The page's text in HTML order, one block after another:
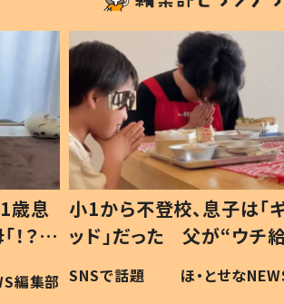
歳息
？」
編集部
小1から不登校、息子は「
ッド」だった 父が“ウチ
作り続ける理由とは #令
#令和の子
SNSで話題 ほ・とせな